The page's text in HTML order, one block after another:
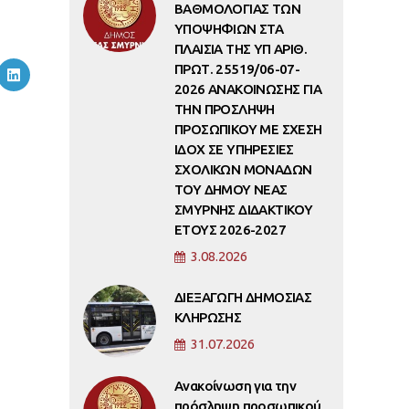
ΒΑΘΜΟΛΟΓΙΑΣ ΤΩΝ
ΥΠΟΨΗΦΙΩΝ ΣΤΑ
ΠΛΑΙΣΙΑ ΤΗΣ ΥΠ ΑΡΙΘ.
ΠΡΩΤ. 25519/06-07-
2026 ΑΝΑΚΟΙΝΩΣΗΣ ΓΙΑ
ΤΗΝ ΠΡΟΣΛΗΨΗ
ΠΡΟΣΩΠΙΚΟΥ ΜΕ ΣΧΕΣΗ
ΙΔΟΧ ΣΕ ΥΠΗΡΕΣΙΕΣ
ΣΧΟΛΙΚΩΝ ΜΟΝΑΔΩΝ
ΤΟΥ ΔΗΜΟΥ ΝΕΑΣ
ΣΜΥΡΝΗΣ ΔΙΔΑΚΤΙΚΟΥ
ΕΤΟΥΣ 2026-2027
3.08.2026
ΔΙΕΞΑΓΩΓΗ ΔΗΜΟΣΙΑΣ
ΚΛΗΡΩΣΗΣ
31.07.2026
Ανακοίνωση για την
πρόσληψη προσωπικού